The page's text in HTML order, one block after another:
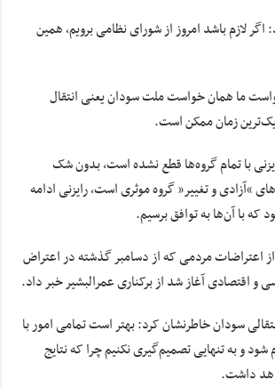
اگر لازم باشد امروز از شورای نظامی برویم، همین
ما همان خواست ملت سودان یعنی انتقال
زمان ممکن است.
با تمام گروه‌ها قطع نشده است، بدون شک
“آزادی و تغییر” گروه موثری است، رایزنی ادامه
که با آن‌ها به توافق برسیم.
پس از اعتراضات مردمی که از دسامبر گذشته در اعتراض
و اقتصادی آغاز شد از برکناری عمرالبشیر خبر داد.
سودان خاطرنشان کرد: بهتر است تمامی امور با
و به تنهایی تصمیم‌گیری نکنیم چرا که نتایج
داشت.